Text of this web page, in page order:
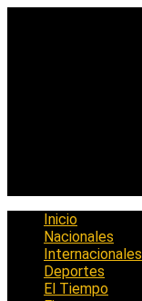
Inicio
Nacionales
Internacionales
Deportes
El Tiempo